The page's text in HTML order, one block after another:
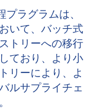
ラグラムは、
いて、バッチ式
トリーへの移行
ており、より小
リーにより、よ
ルサプライチェ